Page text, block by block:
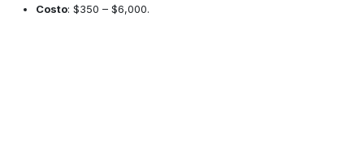
Costo: $350 – $6,000.